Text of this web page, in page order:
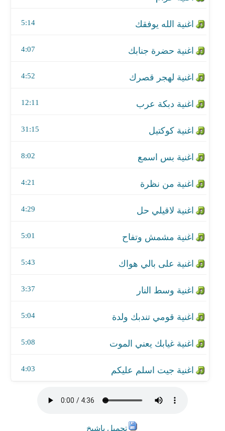
5:14
4:07
4:52
12:11
اغنية كوكتيل
31:15
اغنية بس اسمع
8:02
اغنية من نظرة
4:21
4:29
5:01
5:43
اغنية وسط النار
3:37
اغنية قومي تندبك ولدة
5:04
اغنية غيابك يعني الموت
5:08
4:03
تحميل ياشيخ